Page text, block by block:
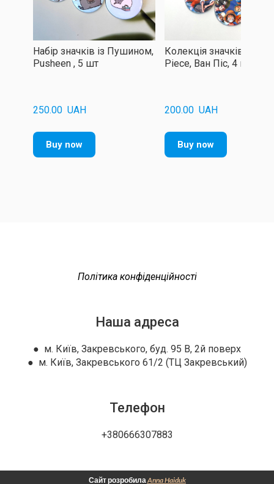
Набір значків із Пушином,
Pusheen , 5 шт
250.00  UAH
Buy now
Колекція значків One
Piece, Ван Піс, 4 шт
200.00  UAH
Buy now
Політика конфіденційності
Наша адреса
● м. Київ, Закревського, буд. 95 В, 2й поверх
● м. Київ, Закревського 61/2 (ТЦ Закревський)
Телефон
+380666307883
Сайт розробилаAnna Haiduk